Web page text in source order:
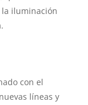
la iluminación
con el
líneas y